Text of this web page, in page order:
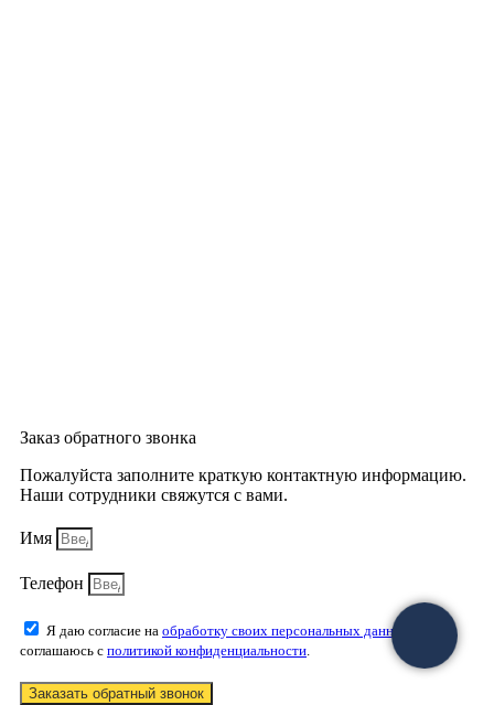
Заказ обратного звонка
Пожалуйста заполните краткую контактную информацию.
Наши сотрудники свяжутся с вами.
Имя
Телефон
Я даю согласие на обработку своих персональных данных
соглашаюсь с политикой конфиденциальности.
Заказать обратный звонок